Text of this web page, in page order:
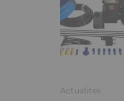
Actualités ·